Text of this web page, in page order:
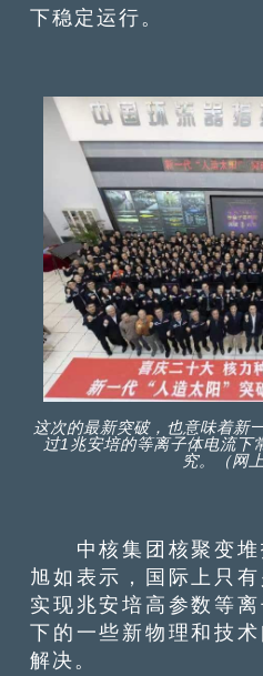
下稳定运行。
这次的最新突破，也意味着新
过1兆安培的等离子体电流下
究。（网
中核集团核聚变堆
旭如表示，国际上只
实现兆安培高参数等
下的一些新物理和技
解决。